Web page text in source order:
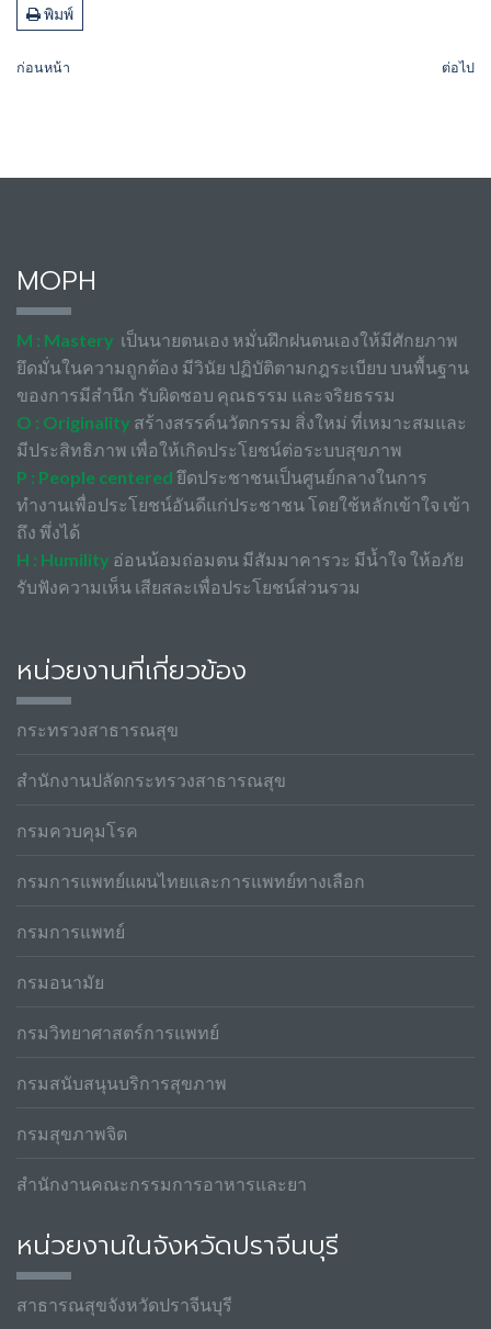
พิมพ์
ก่อนหน้า ต่อไป
MOPH
M : Mastery เป็นนายตนเอง หมั่นฝึกฝนตนเองให้มีศักยภาพ
ยึดมั่นในความถูกต้อง มีวินัย ปฏิบัติตามกฎระเบียบ บนพื้นฐาน
ของการมีสำนึก รับผิดชอบ คุณธรรม และจริยธรรม
O : Originality สร้างสรรค์นวัตกรรม สิ่งใหม่ ที่เหมาะสมและ
มีประสิทธิภาพ เพื่อให้เกิดประโยชน์ต่อระบบสุขภาพ
P : People centered ยึดประชาชนเป็นศูนย์กลางในการ
ทำงานเพื่อประโยชน์อันดีแก่ประชาชน โดยใช้หลักเข้าใจ เข้า
ถึง พึ่งได้
H : Humility อ่อนน้อมถ่อมตน มีสัมมาคารวะ มีน้ำใจ ให้อภัย
รับฟังความเห็น เสียสละเพื่อประโยชน์ส่วนรวม
หน่วยงานที่เกี่ยวข้อง
กระทรวงสาธารณสุข
สำนักงานปลัดกระทรวงสาธารณสุข
กรมควบคุมโรค
กรมการแพทย์แผนไทยและการแพทย์ทางเลือก
กรมการแพทย์
กรมอนามัย
กรมวิทยาศาสตร์การแพทย์
กรมสนับสนุนบริการสุขภาพ
กรมสุขภาพจิต
สำนักงานคณะกรรมการอาหารและยา
หน่วยงานในจังหวัดปราจีนบุรี
สาธารณสุขจังหวัดปราจีนบุรี